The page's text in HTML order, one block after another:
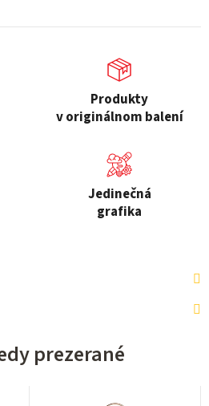
Produkty
v originálnom balení
Jedinečná
grafika
prezerané